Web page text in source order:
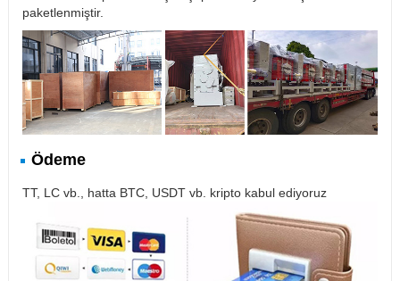
paketlenmiştir.
Ödeme
TT, LC vb., hatta BTC, USDT vb. kripto kabul ediyoruz